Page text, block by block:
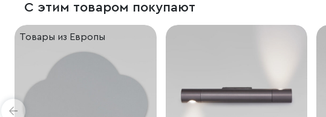
С этим товаром покупают
Товары из Европы